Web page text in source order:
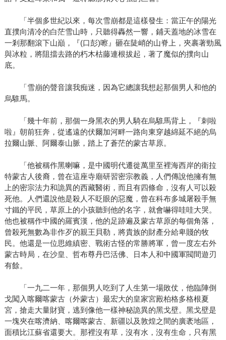
「半個多世紀以來，每次雪崩都是這樣發生：當正午的陽光
直撲向清冷的白茫雪山時，只聽得轟然一響，鋪天蓋地的冰雪在
一剎那翻滾下山巔，『(口彭)嚓』砸在陡峭的山脊上，夾裹著勁風
與冰粒，將阻擋去路的朽木枯藤連根拔起，著了魔似的撲向山
底。
「雪崩的聲音讓我痴迷，因為它總讓我想起那個男人和他的
烏騅馬。
「幾十年前，那個一身黑衣的男人騎在烏騅馬背上，『刺啦
啦』朝前狂奔，從遙遠的伏爾加河畔一路向東穿越綿延不絕的烏
拉爾山脈、阿爾泰山脈，踏上了蒼茫的蒙古草原。
「他被稱作黑喇嘛，是中國明代遷徙萬里至裡海西岸的衛拉
特蒙古人後裔，曾在這座寺廟研習密宗教義，人們傳說他擁有無
上的密宗法力和詭異的西藏醫術，而且有四條命，沒有人可以殺
死他。人們還說他是殺人不眨眼的惡魔，曾在科布多城屠殺手無
寸鐵的平民，草原上的小孩聽到他的名字，就會嚇得哇哇大哭。
他也被稱作中國的羅賓漢，他的足跡遍及蒙古草原的每個角落，
曾殺死無數為非作歹的親王貝勒，將貴族的財產分給卑賤的牧
民。他還是一位思維縝密、戰術古怪的常勝將軍，曾一度左右外
蒙古時局，在沙皇、哲布尊丹巴活佛、日本人和中國軍閥間遊刃
有餘。
「一九二一年，那個男人吃到了人生第一場敗仗，他臨陣倒
戈闖入喀爾喀蒙古（外蒙古）最宏大的皇家宮殿柏格多格根夏
宮，搶走大量財寶，逃到像他一樣神秘詭異的黑戈壁。黑戈壁是
一塊夾在喀濟納、喀爾喀蒙古、新疆以及敦煌之間的廣袤地區，
面積比江蘇省還要大。那裡沒有草，沒有水，沒有生命，只有黑